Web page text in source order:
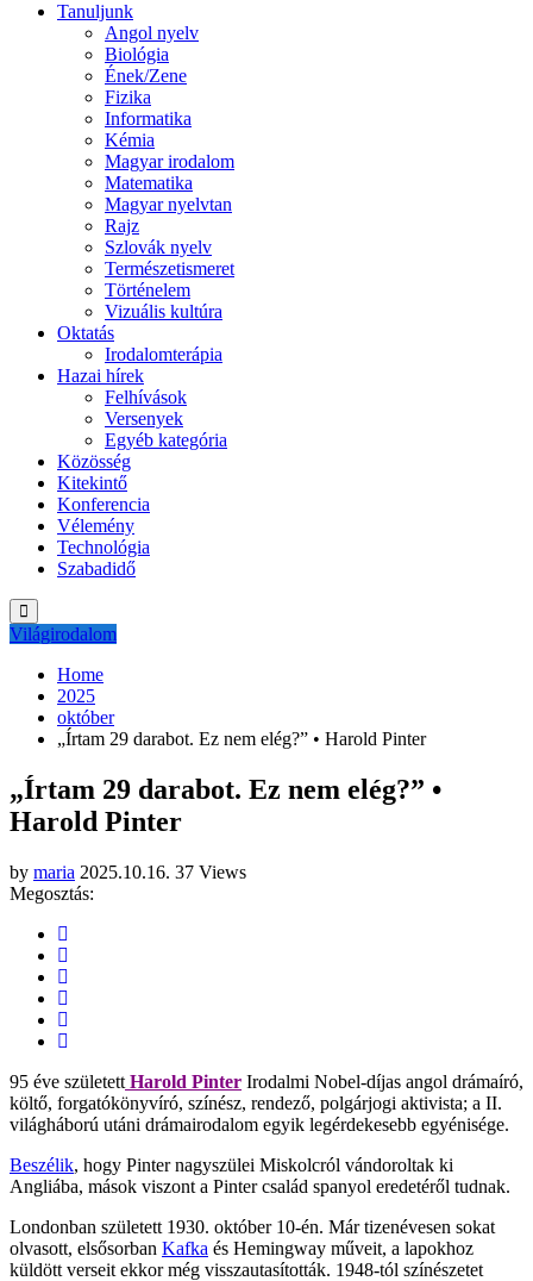
Tanuljunk
Angol nyelv
Biológia
Ének/Zene
Fizika
Informatika
Kémia
Magyar irodalom
Matematika
Magyar nyelvtan
Rajz
Szlovák nyelv
Természetismeret
Történelem
Vizuális kultúra
Oktatás
Irodalomterápia
Hazai hírek
Felhívások
Versenyek
Egyéb kategória
Közösség
Kitekintő
Konferencia
Vélemény
Technológia
Szabadidő
Világirodalom
Home
2025
október
„Írtam 29 darabot. Ez nem elég?” • Harold Pinter
„Írtam 29 darabot. Ez nem elég?” •
Harold Pinter
by maria 2025.10.16. 37 Views
Megosztás:
95 éve született Harold Pinter Irodalmi Nobel-díjas angol drámaíró,
költő, forgatókönyvíró, színész, rendező, polgárjogi aktivista; a II.
világháború utáni drámairodalom egyik legérdekesebb egyénisége.
Beszélik, hogy Pinter nagyszülei Miskolcról vándoroltak ki
Angliába, mások viszont a Pinter család spanyol eredetéről tudnak.
Londonban született 1930. október 10-én. Már tizenévesen sokat
olvasott, elsősorban Kafka és Hemingway műveit, a lapokhoz
küldött verseit ekkor még visszautasították. 1948-tól színészetet